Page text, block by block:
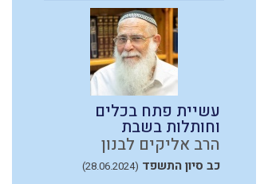
עשיית פתח בכלים
וחותלות בשבת
הרב אליקים לבנון
כב סיון התשפד (28.06.2024)